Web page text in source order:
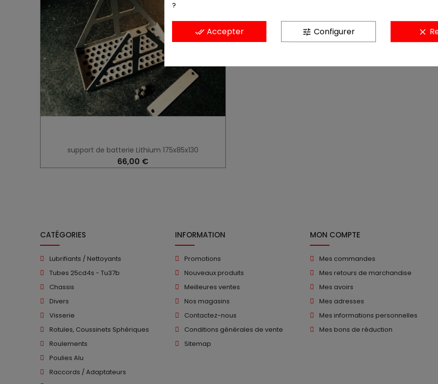
support de batterie Lithium 175x85x130
66,00 €
CATÉGORIES
Lubrifiants / Nettoyants
Tubes 25cd4s - Tu37b
Chassis
Divers
Visserie
Rotules, Coussinets Sphériques
Roulements
Poulies Alu
Raccords / Adaptateurs
INFORMATION
Promotions
Nouveaux produits
Meilleures ventes
Nos magasins
Contactez-nous
Conditions générales de vente
Sitemap
MON COMPTE
Mes commandes
Mes retours de marchandise
Mes avoirs
Mes adresses
Mes informations personnelles
Mes bons de réduction
?
done_all Accepter tune Configurer clear